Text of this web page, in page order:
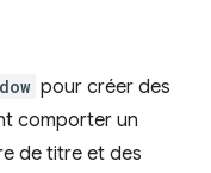
pour créer des
comporter un
de titre et des